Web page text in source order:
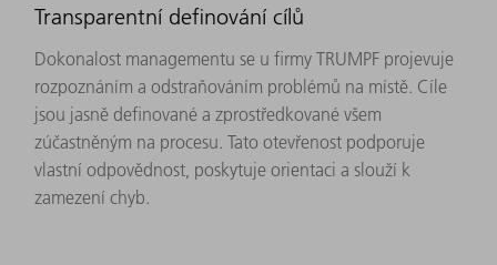
Transparentní definování cílů
Dokonalost managementu se u firmy TRUMPF projevuje
rozpoznáním a odstraňováním problémů na místě. Cíle
jsou jasně definované a zprostředkované všem
zúčastněným na procesu. Tato otevřenost podporuje
vlastní odpovědnost, poskytuje orientaci a slouží k
zamezení chyb.